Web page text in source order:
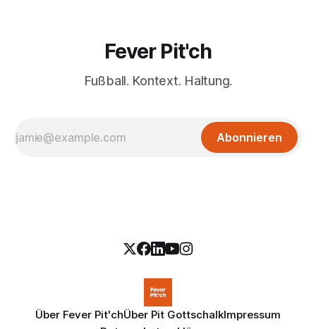
Fever Pit'ch
Fußball. Kontext. Haltung.
Abonnieren
Über Fever Pit'chÜber Pit GottschalkImpressum